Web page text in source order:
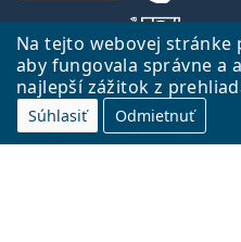
Na tejto webovej stránke
aby fungovala správne a
najlepší zážitok z
Súhlasiť Odmietnuť
Späť na Úvodnu
Lentiamo.sk vlastní a